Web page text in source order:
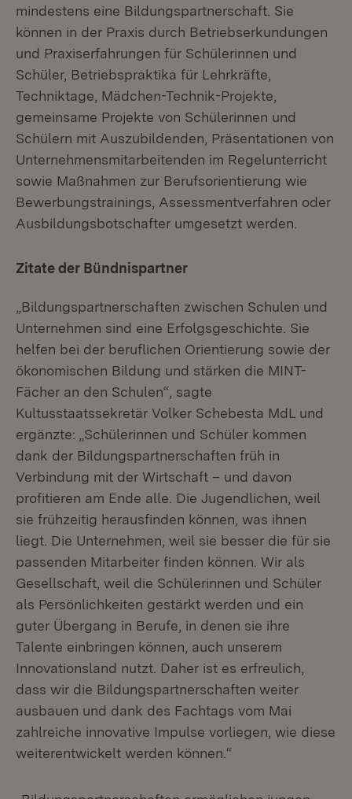
mindestens eine Bildungspartnerschaft. Sie
können in der Praxis durch Betriebserkundungen
und Praxiserfahrungen für Schülerinnen und
Schüler, Betriebspraktika für Lehrkräfte,
Techniktage, Mädchen-Technik-Projekte,
gemeinsame Projekte von Schülerinnen und
Schülern mit Auszubildenden, Präsentationen von
Unternehmensmitarbeitenden im Regelunterricht
sowie Maßnahmen zur Berufsorientierung wie
Bewerbungstrainings, Assessmentverfahren oder
Ausbildungsbotschafter umgesetzt werden.
Zitate der Bündnispartner
„Bildungspartnerschaften zwischen Schulen und
Unternehmen sind eine Erfolgsgeschichte. Sie
helfen bei der beruflichen Orientierung sowie der
ökonomischen Bildung und stärken die MINT-
Fächer an den Schulen“, sagte
Kultusstaatssekretär Volker Schebesta MdL und
ergänzte: „Schülerinnen und Schüler kommen
dank der Bildungspartnerschaften früh in
Verbindung mit der Wirtschaft – und davon
profitieren am Ende alle. Die Jugendlichen, weil
sie frühzeitig herausfinden können, was ihnen
liegt. Die Unternehmen, weil sie besser die für sie
passenden Mitarbeiter finden können. Wir als
Gesellschaft, weil die Schülerinnen und Schüler
als Persönlichkeiten gestärkt werden und ein
guter Übergang in Berufe, in denen sie ihre
Talente einbringen können, auch unserem
Innovationsland nutzt. Daher ist es erfreulich,
dass wir die Bildungspartnerschaften weiter
ausbauen und dank des Fachtags vom Mai
zahlreiche innovative Impulse vorliegen, wie diese
weiterentwickelt werden können.“